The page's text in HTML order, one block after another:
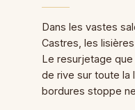
Dans les vastes
Castres, les
Le resurjetage
de rive sur toute la
bordures stoppe